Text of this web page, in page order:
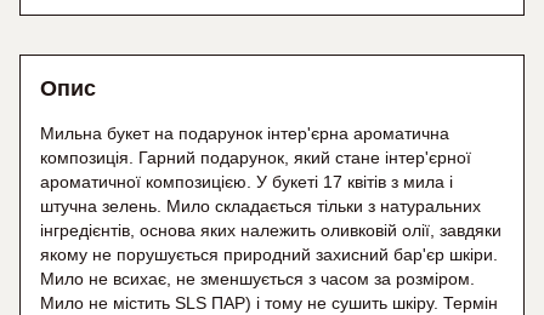
Опис
Мильна букет на подарунок інтер'єрна ароматична
композиція. Гарний подарунок, який стане інтер'єрної
ароматичної композицією. У букеті 17 квітів з мила і
штучна зелень. Мило складається тільки з натуральних
інгредієнтів, основа яких належить оливковій олії, завдяки
якому не порушується природний захисний бар'єр шкіри.
Мило не всихає, не зменшується з часом за розміром.
Мило не містить SLS ПАР) і тому не сушить шкіру. Термін